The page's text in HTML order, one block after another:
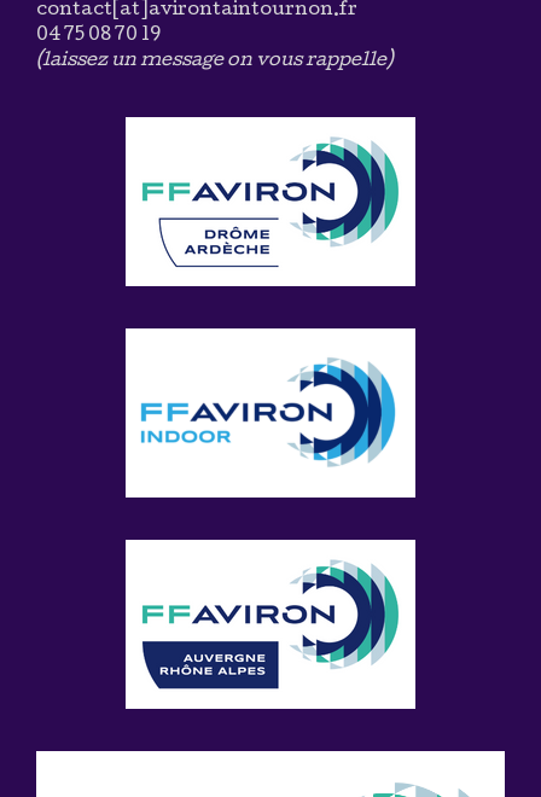
contact[at]avirontaintournon.fr
04 75 08 70 19
(laissez un message on vous rappelle)